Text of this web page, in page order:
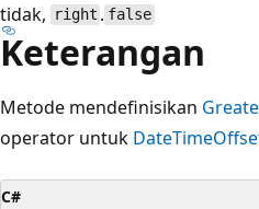
tidak,
right . false
Keterangan
Metode mendefinisikan
operator untuk
C#